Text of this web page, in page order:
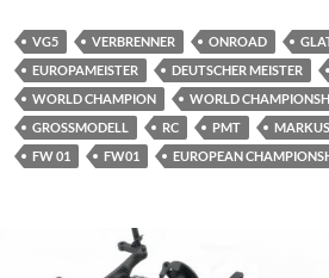
VG5 VERBRENNER ONROAD
EUROPAMEISTER
DEUTSCHER MEISTER
WORLD CHAMPION
WORLD
GROSSMODELL
RC PMT
FW 01
FW01 EUROPEAN